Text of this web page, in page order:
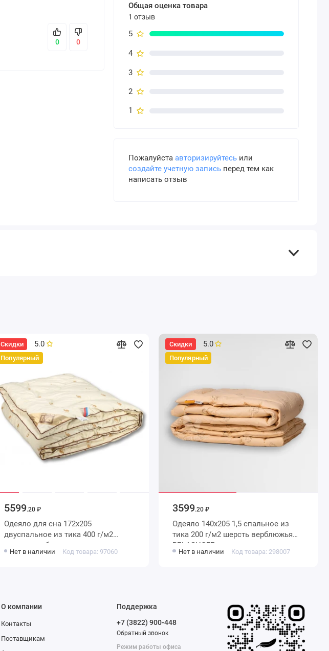
0 0
Общая оценка товара
1 отзыв
5
4
3
2
1
Пожалуйста авторизируйтесьили
создайте учетную записьперед тем как
написать отзыв
Скидки
Популярный
5.0
5599.20 ₽
Одеяло для сна 172х205
двуспальное из тика 400 г/м2
шерсть верблюжья,
силиконизированное волокно
Нет в наличии Код товара: 97060
Скидки
Популярный
5.0
3599.20 ₽
Одеяло 140х205 1,5 спальное из
тика 200 г/м2 шерсть верблюжья
BELASHOFF
Нет в наличии Код товара: 298007
О компании
Контакты
Поставщикам
Поддержка
+7 (3822) 900-448
Обратный звонок
Режим работы офиса